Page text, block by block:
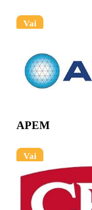
Vai
APEM
Vai